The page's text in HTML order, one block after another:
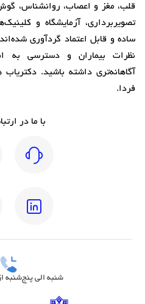
قلب، مغز و اعصاب، روانشناس،
تصویربرداری، آزمایشگاه و
ساده و قابل اعتماد گردآوری
نظرات بیماران و دسترسی به
آگاهانه‌تری داشته باشید.
فردا.
با ما در
شنبه الی پنج‌شنبه از